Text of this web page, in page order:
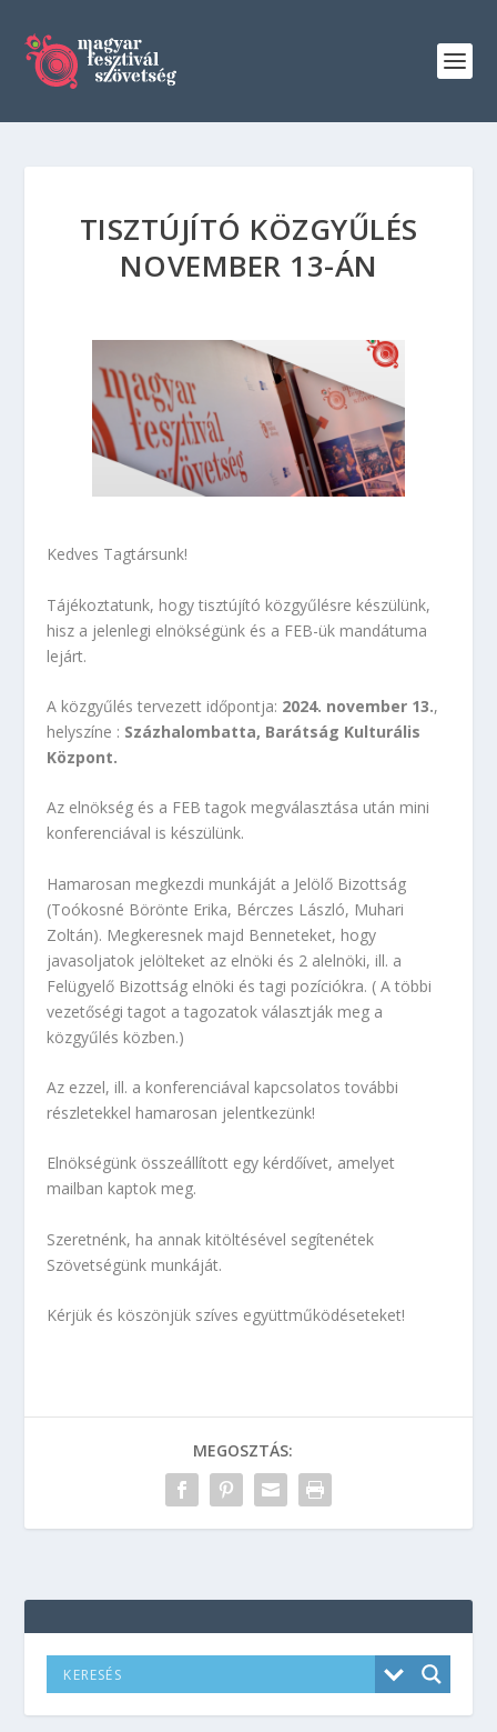
TISZTÚJÍTÓ KÖZGYŰLÉS
NOVEMBER 13-ÁN
Kedves Tagtársunk!
Tájékoztatunk, hogy tisztújító közgyűlésre készülünk,
hisz a jelenlegi elnökségünk és a FEB-ük mandátuma
lejárt.
A közgyűlés tervezett időpontja: 2024. november 13.,
helyszíne : Százhalombatta, Barátság Kulturális
Központ.
Az elnökség és a FEB tagok megválasztása után mini
konferenciával is készülünk.
Hamarosan megkezdi munkáját a Jelölő Bizottság
(Toókosné Börönte Erika, Bérczes László, Muhari
Zoltán). Megkeresnek majd Benneteket, hogy
javasoljatok jelölteket az elnöki és 2 alelnöki, ill. a
Felügyelő Bizottság elnöki és tagi pozíciókra. ( A többi
vezetőségi tagot a tagozatok választják meg a
közgyűlés közben.)
Az ezzel, ill. a konferenciával kapcsolatos további
részletekkel hamarosan jelentkezünk!
Elnökségünk összeállított egy kérdőívet, amelyet
mailban kaptok meg.
Szeretnénk, ha annak kitöltésével segítenétek
Szövetségünk munkáját.
Kérjük és köszönjük szíves együttműködéseteket!
MEGOSZTÁS: